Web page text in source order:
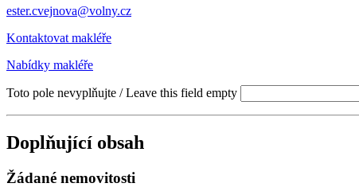
ester.cvejnova@volny.cz
Kontaktovat makléře
Nabídky makléře
Toto pole nevyplňujte / Leave this field empty
Doplňující obsah
Žádané nemovitosti